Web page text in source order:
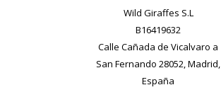
Wild Giraffes S.L
B16419632
Calle Cañada de Vicalvaro a
San Fernando 28052, Madrid,
España